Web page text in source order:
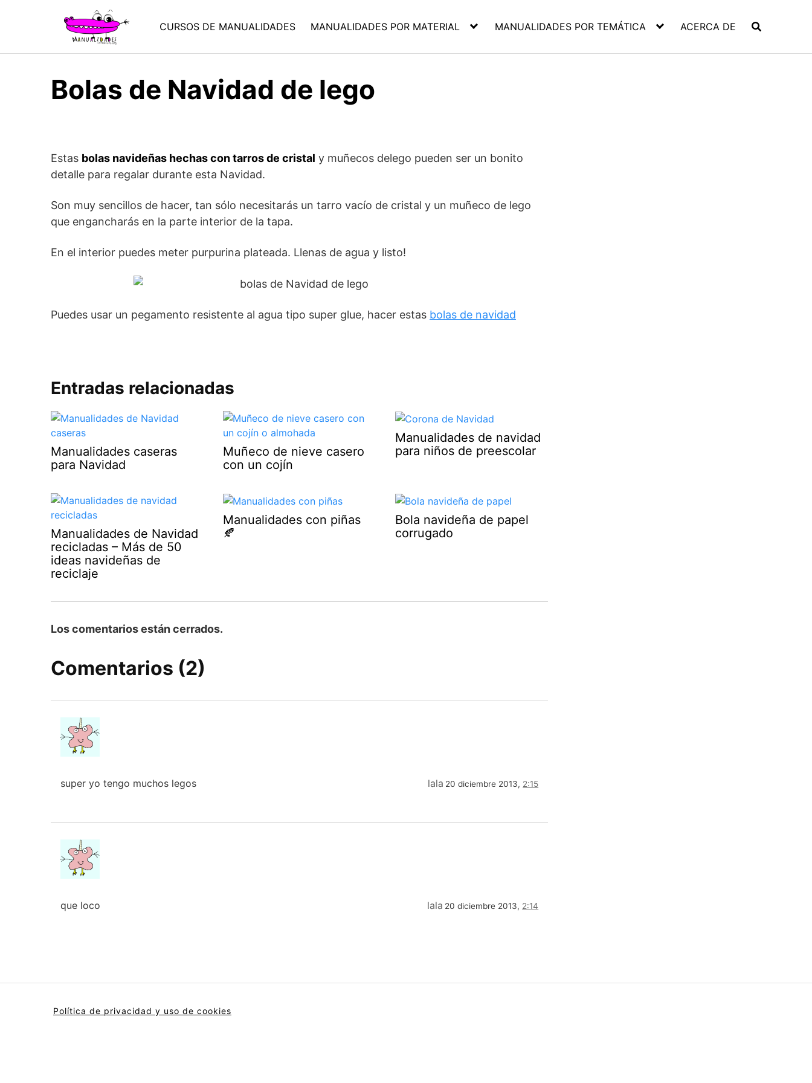
CURSOS DE MANUALIDADES MANUALIDADES POR MATERIAL MANUALIDADES POR TEMÁTICA ACERCA DE
Bolas de Navidad de lego
Estas bolas navideñas hechas con tarros de cristal y muñecos delego pueden ser un bonito
detalle para regalar durante esta Navidad.
Son muy sencillos de hacer, tan sólo necesitarás un tarro vacío de cristal y un muñeco de lego
que engancharás en la parte interior de la tapa.
En el interior puedes meter purpurina plateada. Llenas de agua y listo!
Puedes usar un pegamento resistente al agua tipo super glue, hacer estas bolas de navidad
Entradas relacionadas
Manualidades caseras
para Navidad
Muñeco de nieve casero
con un cojín
Manualidades de navidad
para niños de preescolar
Manualidades de Navidad
recicladas – Más de 50
ideas navideñas de
reciclaje
Manualidades con piñas
🍂
Bola navideña de papel
corrugado
Los comentarios están cerrados.
Comentarios (2)
lala 20 diciembre 2013, 2:15
super yo tengo muchos legos
lala 20 diciembre 2013, 2:14
que loco
Política de privacidad y uso de cookies